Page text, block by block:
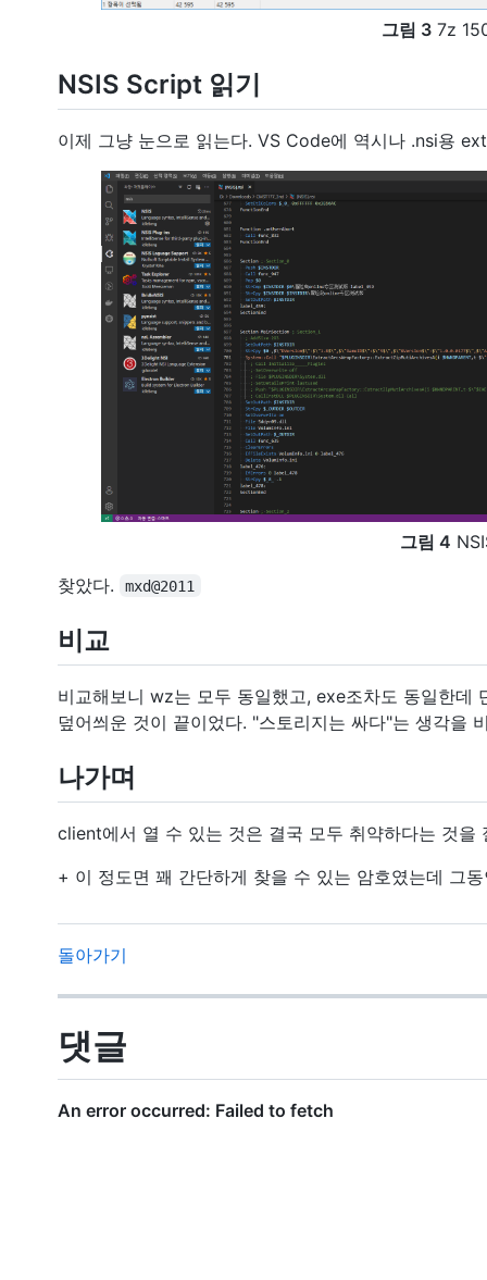
그림 37z
NSIS Script 읽기
이제 그냥 눈으로 읽는다. VS Code에 역시나 .nsi용
그림 4
찾았다.
mxd@2011
비교
비교해보니 wz는 모두 동일했고, exe조차도 동일한데
덮어씌운 것이 끝이었다. "스토리지는 싸다"는 생각을
나가며
client에서 열 수 있는 것은 결국 모두 취약하다는 것을
+ 이 정도면 꽤 간단하게 찾을 수 있는 암호였는데 그
돌아가기
댓글